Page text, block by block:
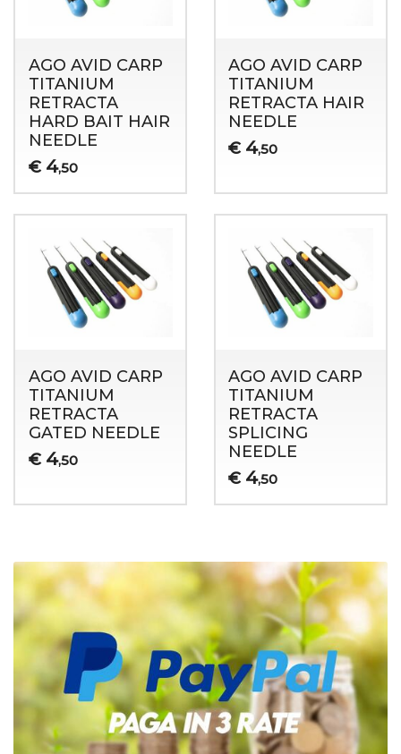
AGO AVID CARP
TITANIUM
RETRACTA
HARD BAIT HAIR
NEEDLE
€ 4,50
AGO AVID CARP
TITANIUM
RETRACTA HAIR
NEEDLE
€ 4,50
AGO AVID CARP
TITANIUM
RETRACTA
GATED NEEDLE
€ 4,50
AGO AVID CARP
TITANIUM
RETRACTA
SPLICING
NEEDLE
€ 4,50